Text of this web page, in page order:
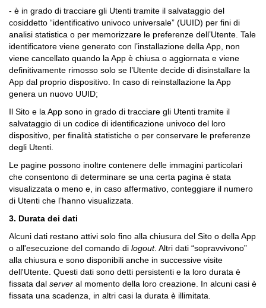
- è in grado di tracciare gli Utenti tramite il salvataggio del
cosiddetto “identificativo univoco universale” (UUID) per fini di
analisi statistica o per memorizzare le preferenze dell’Utente. Tale
identificatore viene generato con l’installazione della App, non
viene cancellato quando la App è chiusa o aggiornata e viene
definitivamente rimosso solo se l’Utente decide di disinstallare la
App dal proprio dispositivo. In caso di reinstallazione la App
genera un nuovo UUID;
Il Sito e la App sono in grado di tracciare gli Utenti tramite il
salvataggio di un codice di identificazione univoco del loro
dispositivo, per finalità statistiche o per conservare le preferenze
degli Utenti.
Le pagine possono inoltre contenere delle immagini particolari
che consentono di determinare se una certa pagina è stata
visualizzata o meno e, in caso affermativo, conteggiare il numero
di Utenti che l’hanno visualizzata.
3. Durata dei dati
Alcuni dati restano attivi solo fino alla chiusura del Sito o della App
o all'esecuzione del comando di logout. Altri dati “sopravvivono”
alla chiusura e sono disponibili anche in successive visite
dell'Utente. Questi dati sono detti persistenti e la loro durata è
fissata dal server al momento della loro creazione. In alcuni casi è
fissata una scadenza, in altri casi la durata è illimitata.